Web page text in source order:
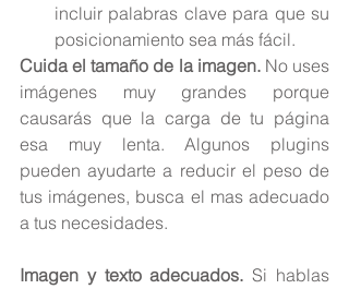
incluir palabras clave para que su
posicionamiento sea más fácil.
Cuida el tamaño de la imagen. No uses
imágenes muy grandes porque
causarás que la carga de tu página
esa muy lenta. Algunos plugins
pueden ayudarte a reducir el peso de
tus imágenes, busca el mas adecuado
a tus necesidades.
Imagen y texto adecuados. Si hablas